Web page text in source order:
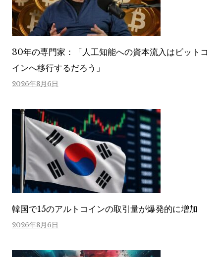
30年の専門家：「人工知能への資本流入はビットコ
インへ移行するだろう」
2026年8月6日
韓国で15のアルトコインの取引量が爆発的に増加
2026年8月6日